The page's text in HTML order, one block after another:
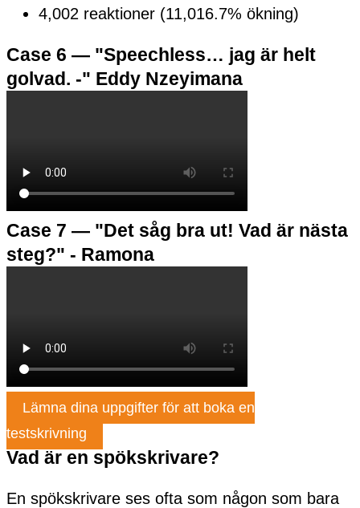
4,002 reaktioner (11,016.7% ökning)
Case 6 — "Speechless… jag är helt
golvad. -" Eddy Nzeyimana
Case 7 — "Det såg bra ut! Vad är nästa
steg?" - Ramona
Lämna dina uppgifter för att boka en
testskrivning
Vad är en spökskrivare?
En spökskrivare ses ofta som någon som bara